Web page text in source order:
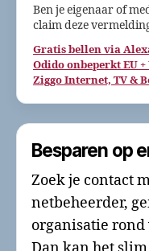
Ben je eigenaar of
claim deze
Gratis bellen via
Odido onbeperkt EU
Ziggo Internet, TV &
Besparen op
Zoek je contact
netbeheerder,
organisatie rond